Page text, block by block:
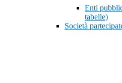
Enti
tabelle)
Società